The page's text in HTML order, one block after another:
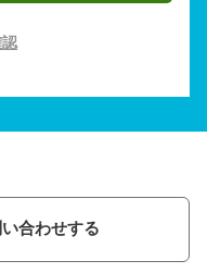
合わせする